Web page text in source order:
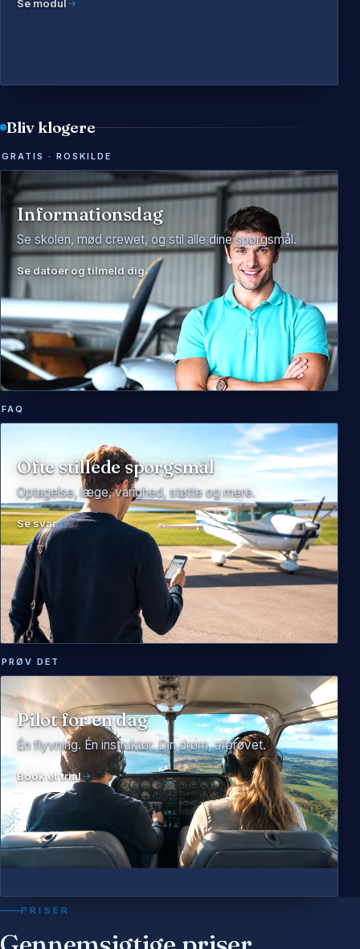
Se modul
Bliv klogere
GRATIS · ROSKILDE
Informationsdag
Se skolen, mød crewet, og stil alle dine spørgsmål.
Se datoer og tilmeld dig
FAQ
Ofte stillede spørgsmål
Optagelse, læge, varighed, støtte og mere.
Se svar
PRØV DET
Pilot for en dag
Én flyvning. Én instruktør. Din drøm, afprøvet.
Book et trial
PRISER